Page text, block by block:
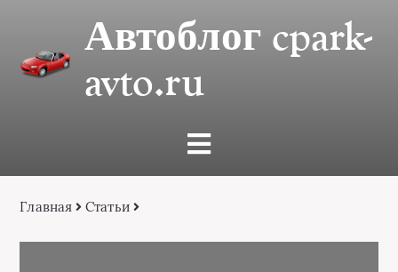
Автоблог cpark-
avto.ru
Главная Статьи